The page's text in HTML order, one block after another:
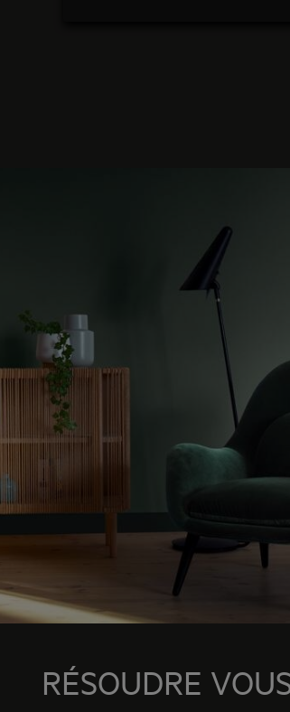
RÉSOUDRE